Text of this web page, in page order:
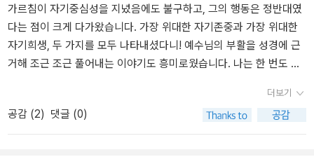
았습니다.우리는 항상 무언가를 위해 바쁘게 삽니다. 이 책은 이 바쁜
와중에 무엇을 먼저 해야 하는가를 알려 주었습니다. 여러 가지 이유
로 인해 중요한 것이 긴급한 것에 비해 우선 순위에서 밀리곤 합니다.
대부분의 경우 우선적으로 급한 일을 먼저 하기로 선택하지만, 급한
임을 인정하는 것으로 시작해서 구원을 기대합니다. 스스로의 노력에
는 한계가 있고 죄의 본성으로 인하여 죽을 수 밖에 없는 저를 창세전
부터 구원을 예정하신 하나님과 이를 시행하기 위하여 나를 위해 죽
격으로 모범이 되었습니다. 저도 매우 좋아합니다. ^^ 보수와 진보를
아울러서 존경을 받는 드문 인물입니다. 이 책은 그가 1958년에 쓴
책입니다. 그러니까 지금까지 60여년 동안 읽히고 또 읽힌 기독교계
의 고전이라고 할 수 있습니다. 우리 나라에서도 4번에 걸쳐서 새로
들에게 기독교의 기본진리를 명확하게 전달하는 책입니다. 모든 기독
교인은 반드시 읽어야 하는 책이라는 수식어가 따라붙기도 하지요.
(아무래도 과장된 표현이지요^^) 존스토트는 기본적으로 예수 그리
가르침이 자기중심성을 지녔음에도 불구하고, 그의 행동은 정반대였
다는 점이 크게 다가왔습니다. 가장 위대한 자기존중과 가장 위대한
자기희생, 두 가지를 모두 나타내셨다니! 예수님의 부활을 성경에 근
거해 조근 조근 풀어내는 이야기도 흥미로웠습니다. 나는 한 번도 그
서 부활하지 않았다면 제자들이 변하지 않았을 것이라는 지적에 절로
고개가 끄덕여졌습니다. 아울러, 믿는다는 나는 얼마나 변했는가? 스
스로 묻는 시간이었습니다. 날마다 새롭게 그리스도를 따르려면 어떻
더보기
공감 (2) 댓글 (0)